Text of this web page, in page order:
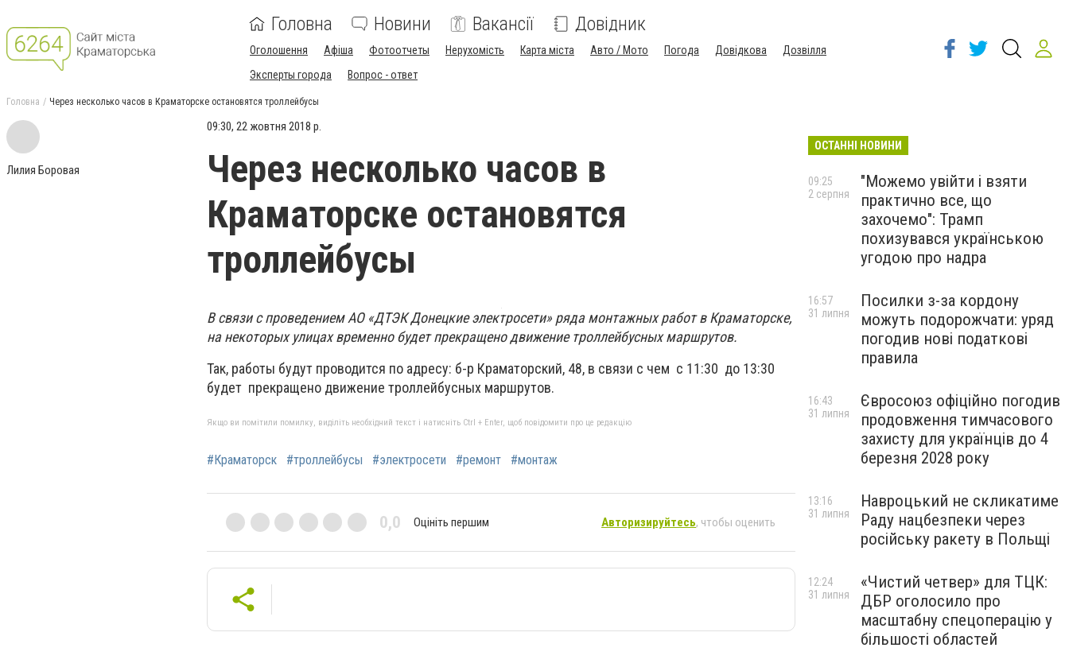
Головна Новини Вакансії Довідник
Оголошення Афіша Фотоотчеты Нерухомість Карта міста Авто / Мото Погода Довідкова
Дозвілля
Эксперты города
Вопрос - ответ
Головна Через несколько часов в Краматорске остановятся троллейбусы
Лилия Боровая
09:30, 22 жовтня 2018 р.
Через несколько часов в
Краматорске остановятся
троллейбусы
В связи с проведением АО «ДТЭК Донецкие электросети» ряда монтажных работ в Краматорске,
на некоторых улицах временно будет прекращено движение троллейбусных маршрутов.
Так, работы будут проводится по адресу: б-р Краматорский, 48, в связи с чем с 11:30 до 13:30
будет прекращено движение троллейбусных маршрутов.
Якщо ви помітили помилку, виділіть необхідний текст і натисніть Ctrl + Enter, щоб повідомити про це редакцію
#Краматорск #троллейбусы #электросети #ремонт #монтаж
0,0 Оцініть першим Авторизируйтесь, чтобы оценить
ОСТАННІ НОВИНИ
"Можемо увійти і взяти
практично все, що
захочемо": Трамп
похизувався українською
угодою про надра
09:25
2 серпня
Посилки з-за кордону
можуть подорожчати: уряд
погодив нові податкові
правила
16:57
31 липня
Євросоюз офіційно погодив
продовження тимчасового
захисту для українців до 4
березня 2028 року
16:43
31 липня
Навроцький не скликатиме
Раду нацбезпеки через
російську ракету в Польщі
13:16
31 липня
«Чистий четвер» для ТЦК:
ДБР оголосило про
масштабну спецоперацію у
більшості областей
12:24
31 липня